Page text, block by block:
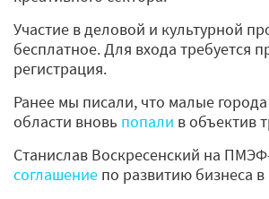
Участие в деловой и культурной
бесплатное. Для входа требуется
регистрация.
Ранее мы писали, что малые
области вновь попали в объектив
Станислав Воскресенский на
соглашение по развитию бизнеса